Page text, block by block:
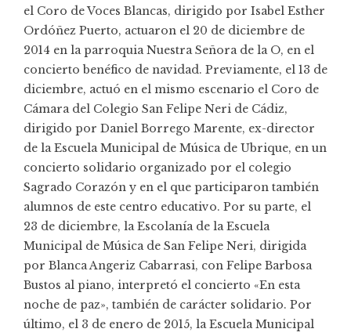
el Coro de Voces Blancas, dirigido por Isabel Esther
Ordóñez Puerto, actuaron el 20 de diciembre de
2014 en la parroquia Nuestra Señora de la O, en el
concierto benéfico de navidad. Previamente, el 13 de
diciembre, actuó en el mismo escenario el Coro de
Cámara del Colegio San Felipe Neri de Cádiz,
dirigido por Daniel Borrego Marente, ex-director
de la Escuela Municipal de Música de Ubrique, en un
concierto solidario organizado por el colegio
Sagrado Corazón y en el que participaron también
alumnos de este centro educativo. Por su parte, el
23 de diciembre, la Escolanía de la Escuela
Municipal de Música de San Felipe Neri, dirigida
por Blanca Angeriz Cabarrasi, con Felipe Barbosa
Bustos al piano, interpretó el concierto «En esta
noche de paz», también de carácter solidario. Por
último, el 3 de enero de 2015, la Escuela Municipal